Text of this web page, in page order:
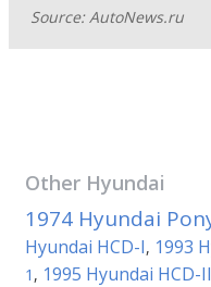
Source: AutoNews.ru
Other Hyundai
1974 Hyundai
Hyundai HCD-I, 1993
1 , 1995 Hyundai HCD-